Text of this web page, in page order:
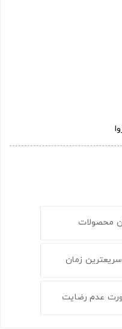
محصولات
زمان
عدم رضایت